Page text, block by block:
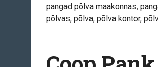
pangad põlva maakonnas,
põlvas, põlva, põlva kontor,